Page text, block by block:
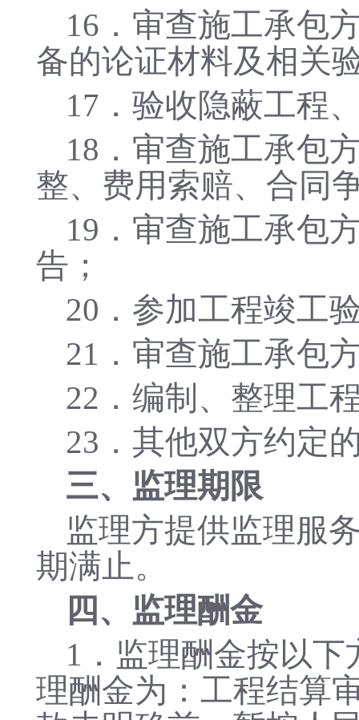
16．审查施工承包
备的论证材料及相关
17．验收隐蔽工程
18．审查施工承包
整、费用索赔、合同
19．审查施工承包
告；
20．参加工程竣工
21．审查施工承包
22．编制、整理工
23．其他双方约定
三、监理期限
监理方提供监理服
期满止。
四、监理酬金
1．监理酬金按以
理酬金为：工程结算